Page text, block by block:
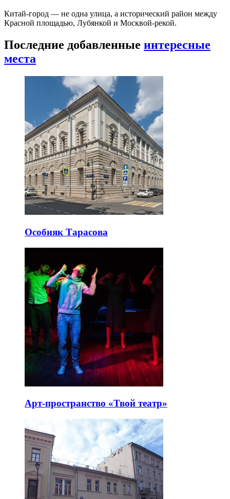
Китай-город — не одна улица, а исторический район между
Красной площадью, Лубянкой и Москвой-рекой.
Последние добавленные интересные
места
Особняк Тарасова
Арт-пространство «Твой театр»